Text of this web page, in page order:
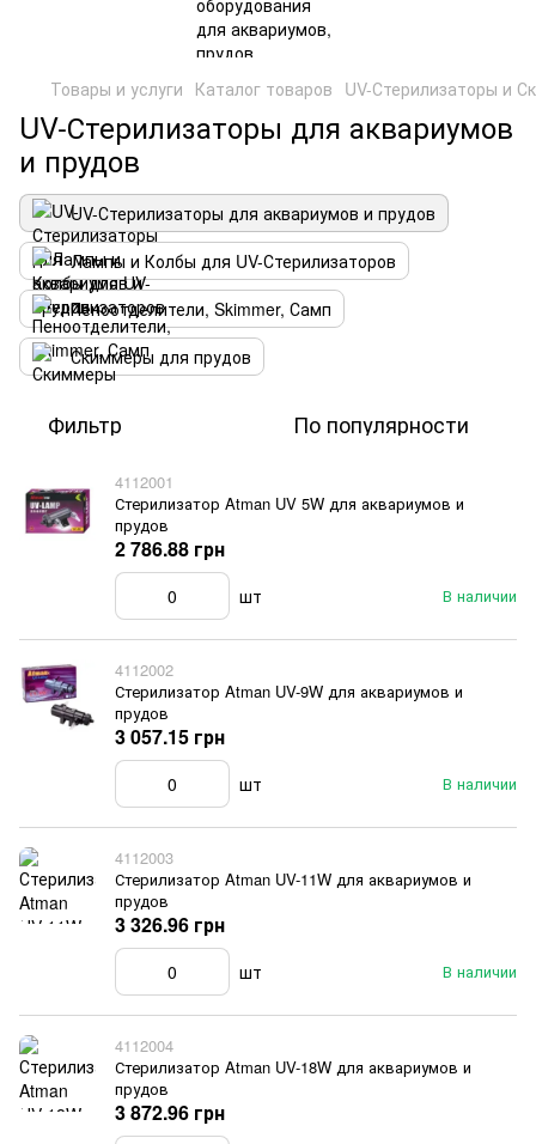
Товары и услуги Каталог товаров UV-Стерилизаторы и
UV-Стерилизаторы для аквариумов
и прудов
UV-Стерилизаторы для аквариумов и прудов
Лампы и Колбы для UV-Стерилизаторов
Пеноотделители, Skimmer, Самп
Скиммеры для прудов
Фильтр По популярности
4112001
Стерилизатор Atman UV 5W для аквариумов и
прудов
В наличии
2 786.88 грн
шт
4112002
Стерилизатор Atman UV-9W для аквариумов и
прудов
В наличии
3 057.15 грн
шт
4112003
Стерилизатор Atman UV-11W для аквариумов и
прудов
В наличии
3 326.96 грн
шт
4112004
Стерилизатор Atman UV-18W для аквариумов и
прудов
3 872.96 грн